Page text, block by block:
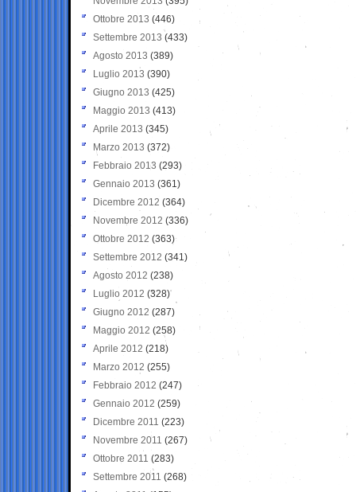
Ottobre 2013 (446)
Settembre 2013 (433)
Agosto 2013 (389)
Luglio 2013 (390)
Giugno 2013 (425)
Maggio 2013 (413)
Aprile 2013 (345)
Marzo 2013 (372)
Febbraio 2013 (293)
Gennaio 2013 (361)
Dicembre 2012 (364)
Novembre 2012 (336)
Ottobre 2012 (363)
Settembre 2012 (341)
Agosto 2012 (238)
Luglio 2012 (328)
Giugno 2012 (287)
Maggio 2012 (258)
Aprile 2012 (218)
Marzo 2012 (255)
Febbraio 2012 (247)
Gennaio 2012 (259)
Dicembre 2011 (223)
Novembre 2011 (267)
Ottobre 2011 (283)
Settembre 2011 (268)